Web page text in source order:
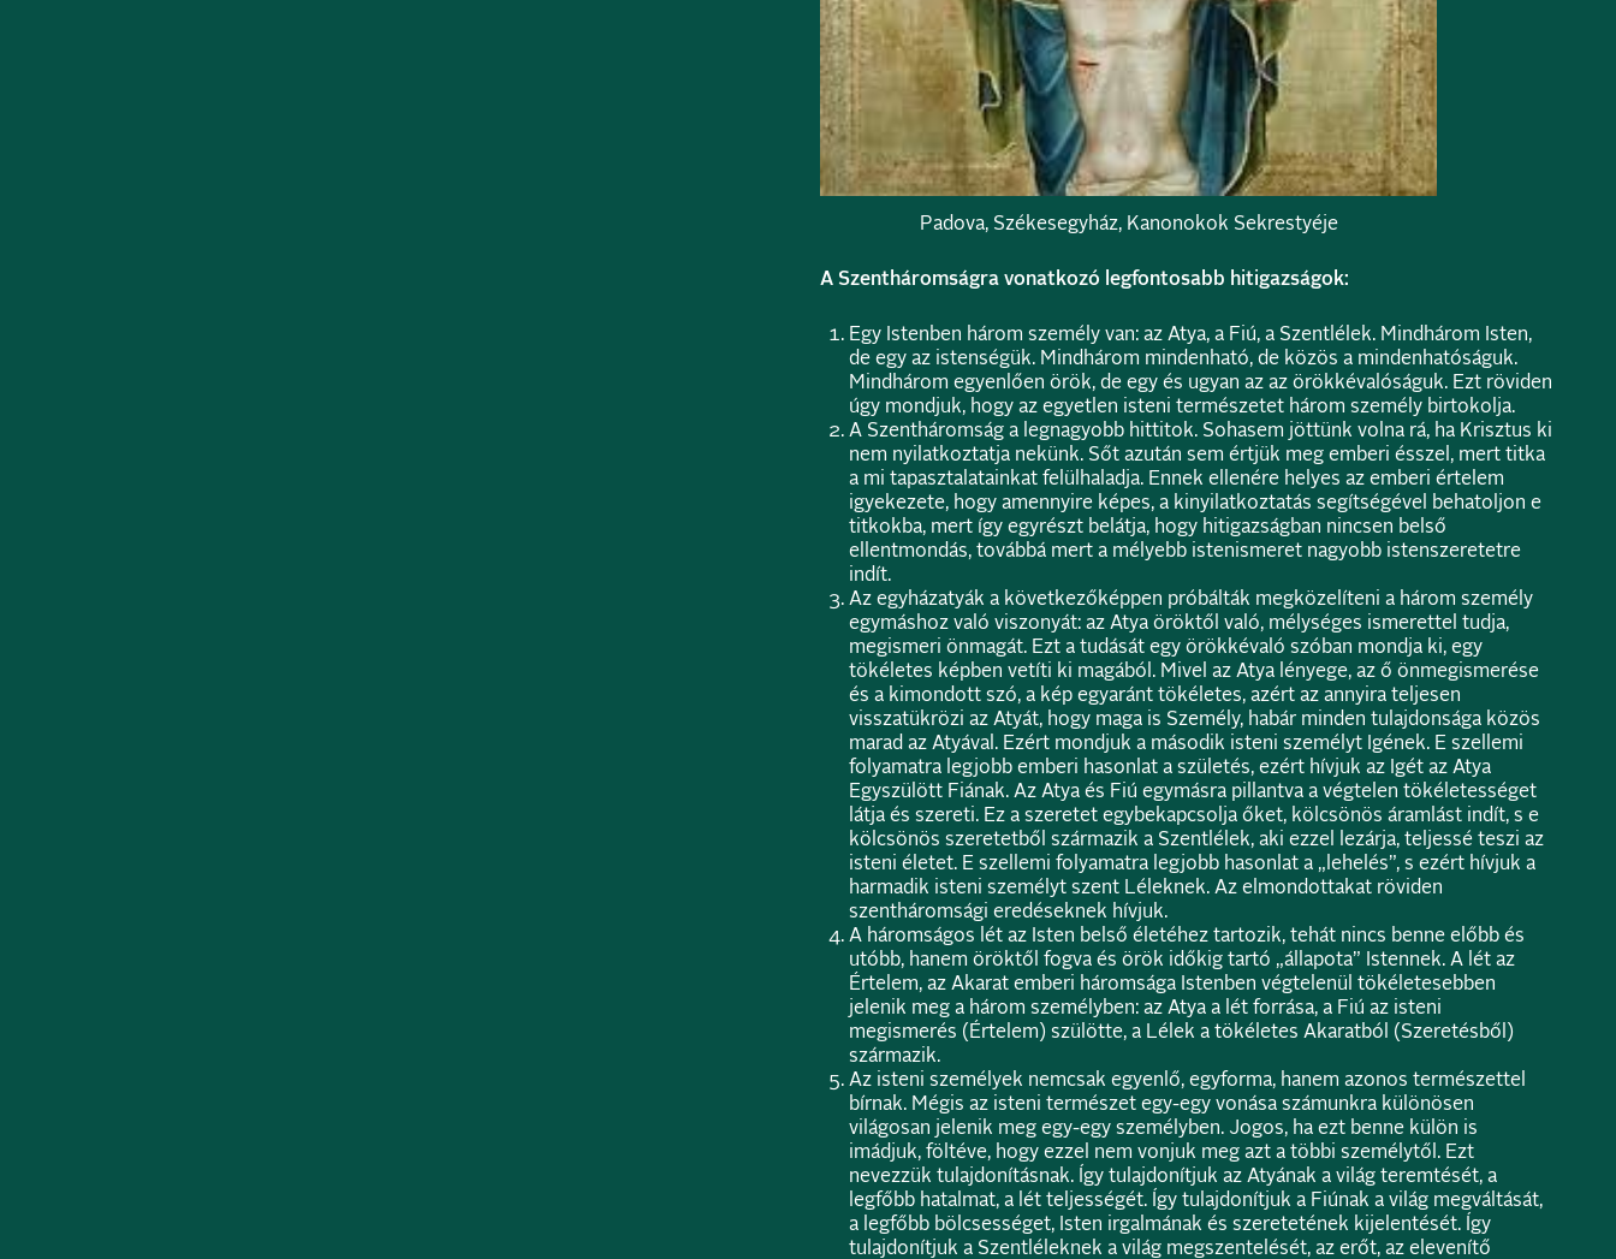
Padova, Székesegyház, Kanonokok Sekrestyéje
A Szentháromságra vonatkozó legfontosabb hitigazságok:
Egy Istenben három személy van: az Atya, a Fiú, a Szentlélek. Mindhárom Isten,
de egy az istenségük. Mindhárom mindenható, de közös a mindenhatóságuk.
Mindhárom egyenlően örök, de egy és ugyan az az örökkévalóságuk. Ezt röviden
úgy mondjuk, hogy az egyetlen isteni természetet három személy birtokolja.
A Szentháromság a legnagyobb hittitok. Sohasem jöttünk volna rá, ha Krisztus ki
nem nyilatkoztatja nekünk. Sőt azután sem értjük meg emberi ésszel, mert titka
a mi tapasztalatainkat felülhaladja. Ennek ellenére helyes az emberi értelem
igyekezete, hogy amennyire képes, a kinyilatkoztatás segítségével behatoljon e
titkokba, mert így egyrészt belátja, hogy hitigazságban nincsen belső
ellentmondás, továbbá mert a mélyebb istenismeret nagyobb istenszeretetre
indít.
Az egyházatyák a következőképpen próbálták megközelíteni a három személy
egymáshoz való viszonyát: az Atya öröktől való, mélységes ismerettel tudja,
megismeri önmagát. Ezt a tudását egy örökkévaló szóban mondja ki, egy
tökéletes képben vetíti ki magából. Mivel az Atya lényege, az ő önmegismerése
és a kimondott szó, a kép egyaránt tökéletes, azért az annyira teljesen
visszatükrözi az Atyát, hogy maga is Személy, habár minden tulajdonsága közös
marad az Atyával. Ezért mondjuk a második isteni személyt Igének. E szellemi
folyamatra legjobb emberi hasonlat a születés, ezért hívjuk az Igét az Atya
Egyszülött Fiának. Az Atya és Fiú egymásra pillantva a végtelen tökéletességet
látja és szereti. Ez a szeretet egybekapcsolja őket, kölcsönös áramlást indít, s e
kölcsönös szeretetből származik a Szentlélek, aki ezzel lezárja, teljessé teszi az
isteni életet. E szellemi folyamatra legjobb hasonlat a „lehelés”, s ezért hívjuk a
harmadik isteni személyt szent Léleknek. Az elmondottakat röviden
szentháromsági eredéseknek hívjuk.
A háromságos lét az Isten belső életéhez tartozik, tehát nincs benne előbb és
utóbb, hanem öröktől fogva és örök időkig tartó „állapota” Istennek. A lét az
Értelem, az Akarat emberi háromsága Istenben végtelenül tökéletesebben
jelenik meg a három személyben: az Atya a lét forrása, a Fiú az isteni
megismerés (Értelem) szülötte, a Lélek a tökéletes Akaratból (Szeretésből)
származik.
Az isteni személyek nemcsak egyenlő, egyforma, hanem azonos természettel
bírnak. Mégis az isteni természet egy-egy vonása számunkra különösen
világosan jelenik meg egy-egy személyben. Jogos, ha ezt benne külön is
imádjuk, föltéve, hogy ezzel nem vonjuk meg azt a többi személytől. Ezt
nevezzük tulajdonításnak. Így tulajdonítjuk az Atyának a világ teremtését, a
legfőbb hatalmat, a lét teljességét. Így tulajdonítjuk a Fiúnak a világ megváltását,
a legfőbb bölcsességet, Isten irgalmának és szeretetének kijelentését. Így
tulajdonítjuk a Szentléleknek a világ megszentelését, az erőt, az elevenítő